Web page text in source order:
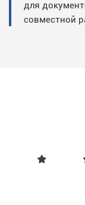
для
совместной